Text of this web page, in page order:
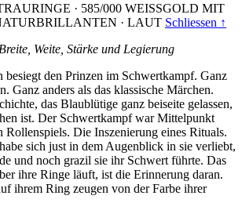
· 585/000 WEISSGOLD MIT
· LAUT Schliessen ↑
Weite, Stärke und Legierung
besiegt den Prinzen im Schwertkampf. Ganz
Ganz anders als das klassische Märchen.
das Blaublütige ganz beiseite gelassen,
ist. Der Schwertkampf war Mittelpunkt
Rollenspiels. Die Inszenierung eines Rituals.
sich just in dem Augenblick in sie verliebt,
und noch grazil sie ihr Schwert führte. Das
ihre Ringe läuft, ist die Erinnerung daran.
ihrem Ring zeugen von der Farbe ihrer